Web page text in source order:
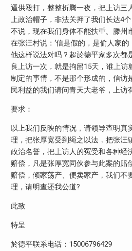
逼供殴打，整整折腾一夜，把上访三
上政治帽子，非法关押了我们长达4
不说，现在我们身体不能扶重。滕州
在张汪村说：‘信是假的，是偷人家的
他这样说法对吗？超於德平家多次都
良上访一次，就是拘留15天，谁上访
制定的事情，不是那个形成的，信访
民利益的我们请问青天大老爷，上访
要求：
以上我们反映的情况，请领导查明真
理，把张厚宽受到绳之以法，把张汪
政治名誉，把上访人的冤受和各种经
赔偿，凡是张厚宽同伙参与此案的赔
赔偿，倾家荡产、便卖家产，我们不
理，请明查还我公道?
此致
特呈
於德平联系电话：15006796429